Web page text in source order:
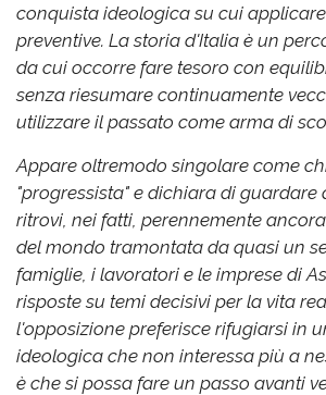
conquista ideologica su cui
preventive. La storia d'Italia è un
da cui occorre fare tesoro con
senza riesumare continuamente
utilizzare il passato come arma di
Appare oltremodo singolare come
"progressista" e dichiara di guardare
ritrovi, nei fatti, perennemente
del mondo tramontata da quasi un
famiglie, i lavoratori e le imprese di
risposte su temi decisivi per la vita
l'opposizione preferisce rifugiarsi in
ideologica che non interessa più a
è che si possa fare un passo avanti